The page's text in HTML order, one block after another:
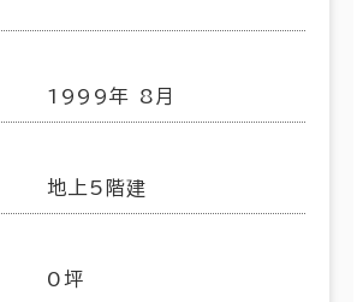
1999年 8月
地上5階建
0坪